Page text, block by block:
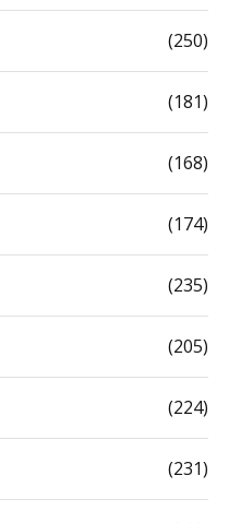
(250)
(181)
(168)
(174)
(235)
(205)
(224)
(231)